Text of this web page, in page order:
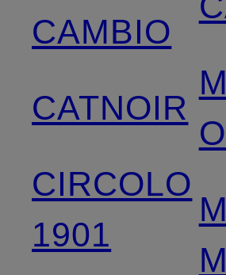
CAMBIO
CATNOIR
CIRCOLO
1901